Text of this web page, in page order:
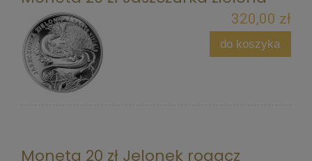
320,00 zł
do koszyka
Moneta 20 zł Jelonek rogacz